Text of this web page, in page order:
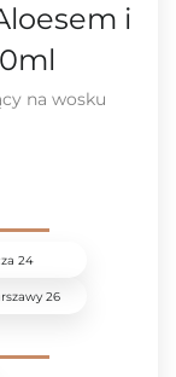
i
na wosku
24
26